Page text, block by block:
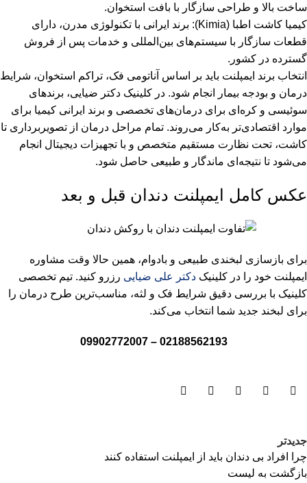
ساخت بالا و طراحی سازگار با بافت استخوان.
کیمیا کاشت اطبا (Kimia): برند ایرانی با تکنولوژی مدرن، دارای
قطعات سازگار با سیستم‌های بین‌المللی و خدمات پس از فروش
گسترده در کشور.
انتخاب برند ایمپلنت باید بر اساس آناتومی فک، تراکم استخوان، شرایط
درمان و بودجه بیمار انجام شود. در کلینیک دکتر ضیایی، برندهای
سوئیسی و کره‌ای برای درمان‌های تخصصی و برند ایرانی کیمیا برای
موارد اقتصادی‌تر به‌کار می‌روند. تمام مراحل درمان از تصویربرداری تا
کاشت، تحت نظارت مستقیم متخصص و با تجهیزات دیجیتال انجام
می‌شود تا نتیجه‌ای ماندگار و طبیعی حاصل شود.
عکس کامل ایمپلنت دندان قبل و بعد
برای بازسازی لبخندی طبیعی و بادوام، همین حالا وقت مشاوره
ایمپلنت خود را در کلینیک دکتر علی ضیایی رزرو کنید. تیم تخصصی
کلینیک با بررسی دقیق شرایط فک و لثه، مناسب‌ترین طرح درمان را
برای لبخند جدید شما انتخاب می‌کند.
02188562193 – 09902772007
جدیدتر
چرا افراد بی دندان باید از ایمپلنت استفاده کنند
بازگشت به لیست